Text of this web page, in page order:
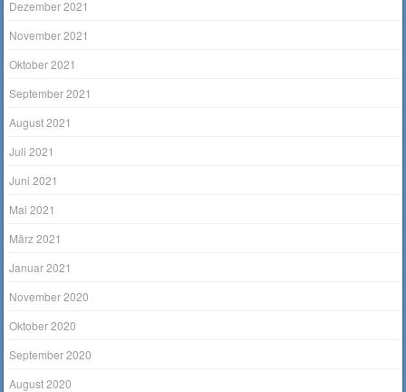
Dezember 2021
November 2021
Oktober 2021
September 2021
August 2021
Juli 2021
Juni 2021
Mai 2021
März 2021
Januar 2021
November 2020
Oktober 2020
September 2020
August 2020